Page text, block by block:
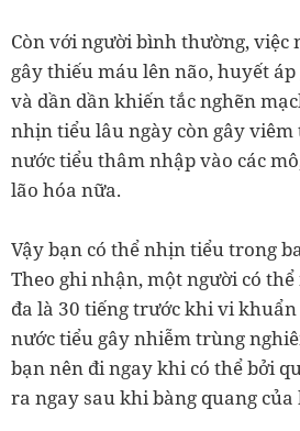
Còn với người bình thường,
gây thiếu máu lên não, huyết
và dần dần khiến tắc nghẽn
nhịn tiểu lâu ngày còn gây
nước tiểu thâm nhập vào các
lão hóa nữa.
Vậy bạn có thể nhịn tiểu trong
Theo ghi nhận, một người có
đa là 30 tiếng trước khi vi
nước tiểu gây nhiễm trùng
bạn nên đi ngay khi có thể bởi
ra ngay sau khi bàng quang của